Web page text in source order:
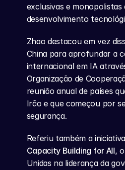
exclusivas e monopolistas
desenvolvimento
Zhao destacou em vez
China para aprofundar a
internacional em IA
Organização de
reunião anual de países
Irão e que começou por
segurança.
Referiu também a
Capacity Building for All,
Unidas na liderança da